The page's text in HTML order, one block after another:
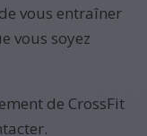
vous entraîner
vous soyez
de CrossFit